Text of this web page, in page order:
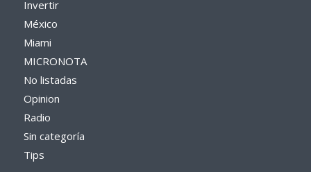
Invertir
México
Miami
MICRONOTA
No listadas
Opinion
Radio
Sin categoría
Tips